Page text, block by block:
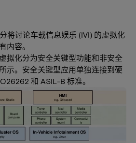
将讨论车载信息娱乐 (IVI) 的虚拟化
内容。
拟化分为安全关键型功能和非安全
示。安全关键型应用单独连接到硬
和 ASIL-B 标准。